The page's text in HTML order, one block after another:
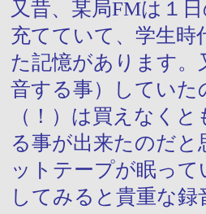
又昔、某局FMは１
充てていて、学生
た記憶があります
音する事）していた
（！）は買えなく
る事が出来たのだ
ットテープが眠っ
してみると貴重な